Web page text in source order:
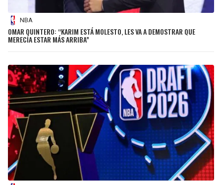
NBA
OMAR QUINTERO: “KARIM ESTÁ MOLESTO, LES VA A DEMOSTRAR QUE
MERECÍA ESTAR MÁS ARRIBA”